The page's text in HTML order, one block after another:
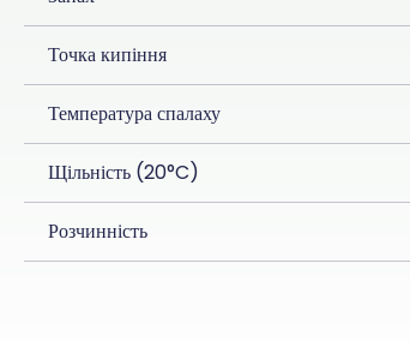
Точка кипіння
Температура спалаху
Щільність (20°C)
Розчинність